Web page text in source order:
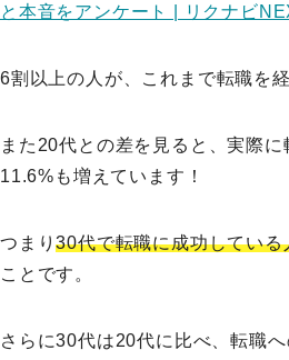
と本音をアンケート | リクナビ
6割以上の人が、これまで転職を
また20代との差を見ると、実際
11.6%も増えています！
つまり30代で転職に成功してい
ことです。
さらに30代は20代に比べ、転職